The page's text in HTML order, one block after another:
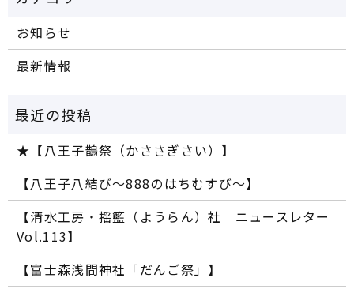
お知らせ
最新情報
★【八王子鵲祭（かささぎさい）】
【八王子八結び～888のはちむすび～】
【清水工房・揺籃（ようらん）社 ニュースレター
Vol.113】
【富士森浅間神社「だんご祭」】